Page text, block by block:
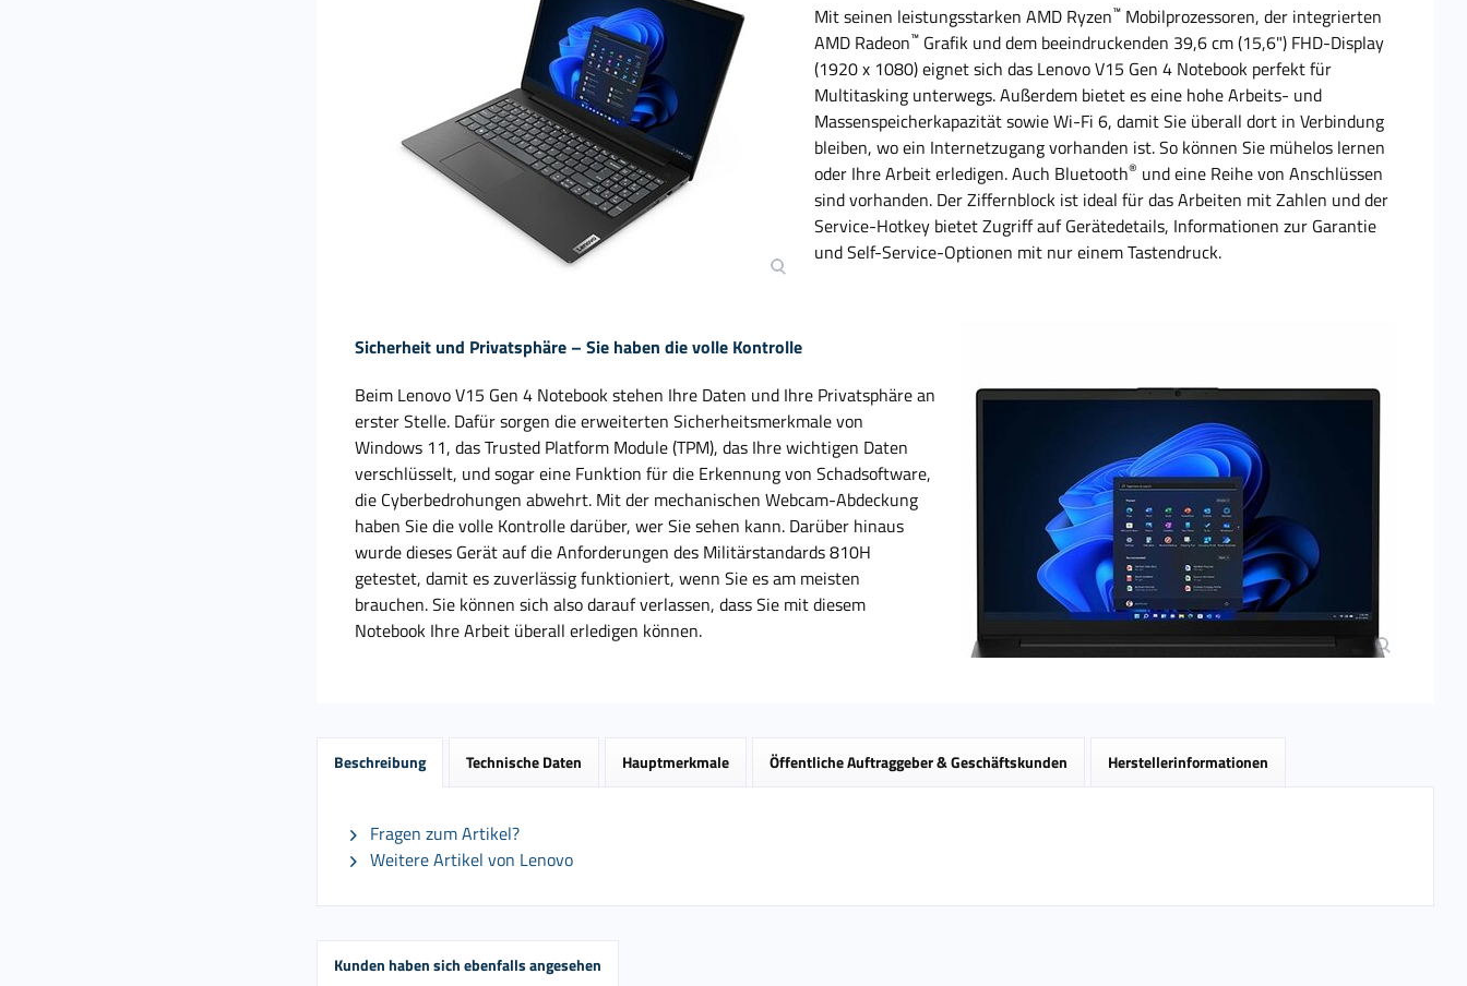
Mit seinen leistungsstarken AMD Ryzen™Mobilprozessoren, der integrierten
AMD Radeon™Grafik und dem beeindruckenden 39,6 cm (15,6") FHD-Display
(1920 x 1080) eignet sich das Lenovo V15 Gen 4 Notebook perfekt für
Multitasking unterwegs. Außerdem bietet es eine hohe Arbeits- und
Massenspeicherkapazität sowie Wi-Fi 6, damit Sie überall dort in Verbindung
bleiben, wo ein Internetzugang vorhanden ist. So können Sie mühelos lernen
oder Ihre Arbeit erledigen. Auch Bluetooth® und eine Reihe von Anschlüssen
sind vorhanden. Der Ziffernblock ist ideal für das Arbeiten mit Zahlen und der
Service-Hotkey bietet Zugriff auf Gerätedetails, Informationen zur Garantie
und Self-Service-Optionen mit nur einem Tastendruck.
Sicherheit und Privatsphäre – Sie haben die volle Kontrolle
Beim Lenovo V15 Gen 4 Notebook stehen Ihre Daten und Ihre Privatsphäre an
erster Stelle. Dafür sorgen die erweiterten Sicherheitsmerkmale von
Windows 11, das Trusted Platform Module (TPM), das Ihre wichtigen Daten
verschlüsselt, und sogar eine Funktion für die Erkennung von Schadsoftware,
die Cyberbedrohungen abwehrt. Mit der mechanischen Webcam-Abdeckung
haben Sie die volle Kontrolle darüber, wer Sie sehen kann. Darüber hinaus
wurde dieses Gerät auf die Anforderungen des Militärstandards 810H
getestet, damit es zuverlässig funktioniert, wenn Sie es am meisten
brauchen. Sie können sich also darauf verlassen, dass Sie mit diesem
Notebook Ihre Arbeit überall erledigen können.
Beschreibung Technische Daten Hauptmerkmale Öffentliche Auftraggeber & Geschäftskunden Herstellerinformationen
Fragen zum Artikel?
Weitere Artikel von Lenovo
Kunden haben sich ebenfalls angesehen